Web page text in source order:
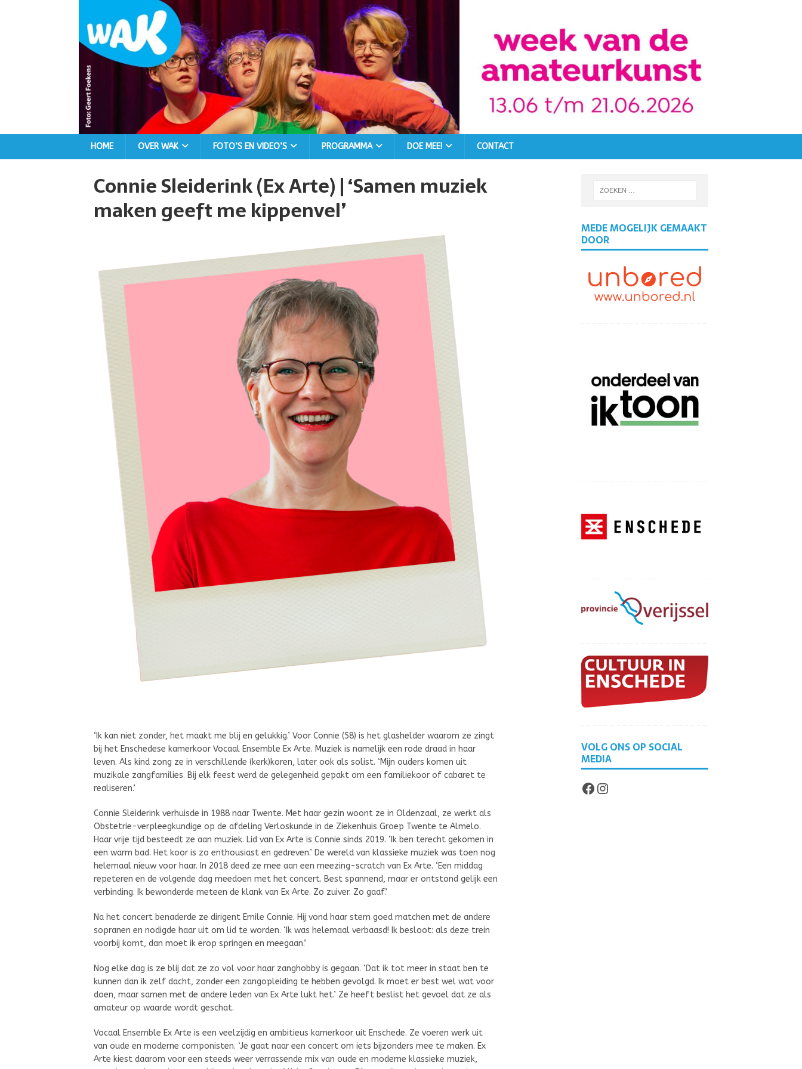
HOME OVER WAK FOTO’S EN VIDEO’S PROGRAMMA DOE MEE! CONTACT
Connie Sleiderink (Ex Arte) | ‘Samen muziek
maken geeft me kippenvel’
‘Ik kan niet zonder, het maakt me blij en gelukkig.’ Voor Connie (58) is het glashelder waarom ze zingt
bij het Enschedese kamerkoor Vocaal Ensemble Ex Arte. Muziek is namelijk een rode draad in haar
leven. Als kind zong ze in verschillende (kerk)koren, later ook als solist. ‘Mijn ouders komen uit
muzikale zangfamilies. Bij elk feest werd de gelegenheid gepakt om een familiekoor of cabaret te
realiseren.’
Connie Sleiderink verhuisde in 1988 naar Twente. Met haar gezin woont ze in Oldenzaal, ze werkt als
Obstetrie-verpleegkundige op de afdeling Verloskunde in de Ziekenhuis Groep Twente te Almelo.
Haar vrije tijd besteedt ze aan muziek. Lid van Ex Arte is Connie sinds 2019. ‘Ik ben terecht gekomen in
een warm bad. Het koor is zo enthousiast en gedreven.’ De wereld van klassieke muziek was toen nog
helemaal nieuw voor haar. In 2018 deed ze mee aan een meezing-scratch van Ex Arte. ‘Een middag
repeteren en de volgende dag meedoen met het concert. Best spannend, maar er ontstond gelijk een
verbinding. Ik bewonderde meteen de klank van Ex Arte. Zo zuiver. Zo gaaf.’
Na het concert benaderde ze dirigent Emile Connie. Hij vond haar stem goed matchen met de andere
sopranen en nodigde haar uit om lid te worden. ‘Ik was helemaal verbaasd! Ik besloot: als deze trein
voorbij komt, dan moet ik erop springen en meegaan.’
Nog elke dag is ze blij dat ze zo vol voor haar zanghobby is gegaan. ‘Dat ik tot meer in staat ben te
kunnen dan ik zelf dacht, zonder een zangopleiding te hebben gevolgd. Ik moet er best wel wat voor
doen, maar samen met de andere leden van Ex Arte lukt het.’ Ze heeft beslist het gevoel dat ze als
amateur op waarde wordt geschat.
Vocaal Ensemble Ex Arte is een veelzijdig en ambitieus kamerkoor uit Enschede. Ze voeren werk uit
van oude en moderne componisten. ‘Je gaat naar een concert om iets bijzonders mee te maken. Ex
Arte kiest daarom voor een steeds weer verrassende mix van oude en moderne klassieke muziek,
MEDE MOGELIJK GEMAAKT
DOOR
VOLG ONS OP SOCIAL
MEDIA